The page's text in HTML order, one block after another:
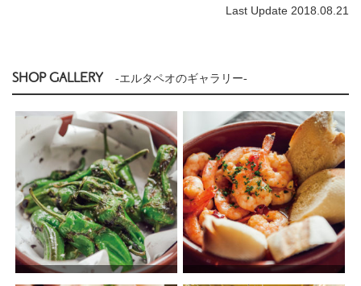
Last Update 2018.08.21
SHOP GALLERY -エルタペオのギャラリー-